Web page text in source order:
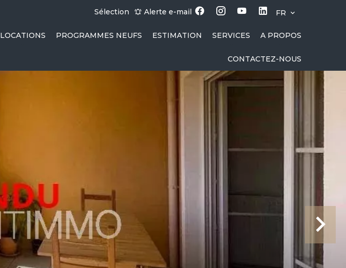
Sélection Alerte e-mail FR
LOCATIONS PROGRAMMES NEUFS ESTIMATION SERVICES A PROPOS
CONTACTEZ-NOUS